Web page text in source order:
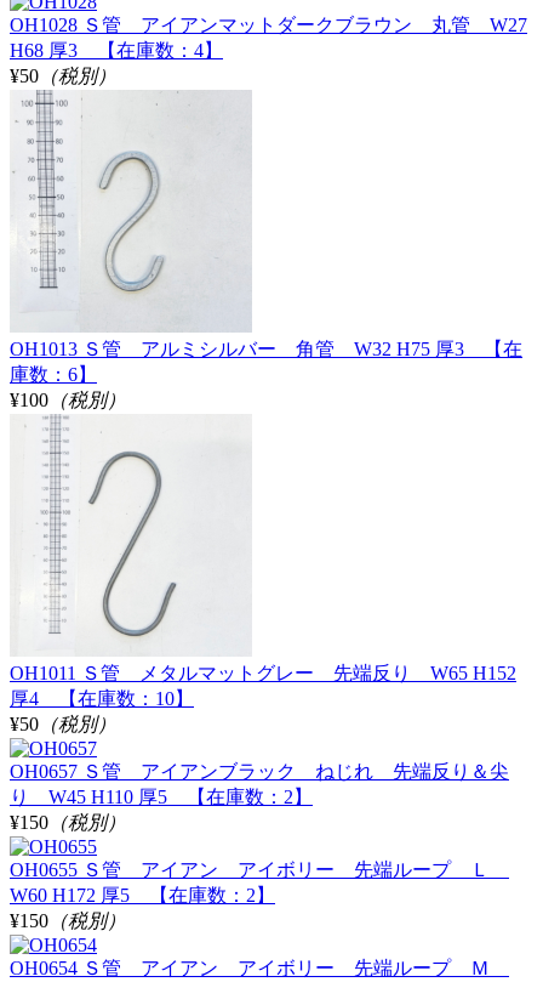
OH1028 Ｓ管 アイアンマットダークブラウン 丸管 W27
H68 厚3 【在庫数：4】
¥50 （税別）
OH1013 Ｓ管 アルミシルバー 角管 W32 H75 厚3 【在
庫数：6】
¥100 （税別）
OH1011 Ｓ管 メタルマットグレー 先端反り W65 H152
厚4 【在庫数：10】
¥50 （税別）
OH0657 Ｓ管 アイアンブラック ねじれ 先端反り＆尖
り W45 H110 厚5 【在庫数：2】
¥150 （税別）
OH0655 Ｓ管 アイアン アイボリー 先端ループ Ｌ
W60 H172 厚5 【在庫数：2】
¥150 （税別）
OH0654 Ｓ管 アイアン アイボリー 先端ループ Ｍ